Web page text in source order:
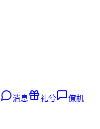
消息 礼兮 僚机